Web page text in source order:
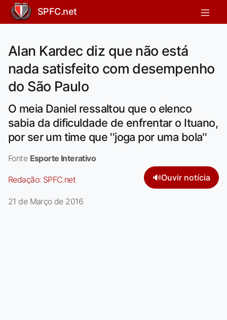
SPFC.net
Alan Kardec diz que não está
nada satisfeito com desempenho
do São Paulo
O meia Daniel ressaltou que o elenco
sabia da dificuldade de enfrentar o Ituano,
por ser um time que ''joga por uma bola''
Fonte Esporte Interativo
Redação: SPFC.net 🔊Ouvir notícia
21 de Março de 2016